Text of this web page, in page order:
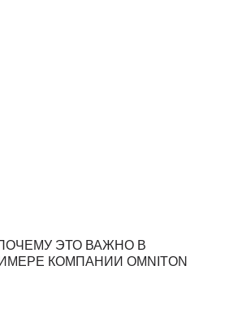
ЭТО ВАЖНО В
КОМПАНИИ OMNITON